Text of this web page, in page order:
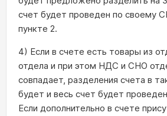
счет будет проведен по своему
пункте 2.
4) Если в счете есть товары из
отдела и при этом НДС и СНО
совпадает, разделения счета в
будет и весь счет будет
Если дополнительно в счете